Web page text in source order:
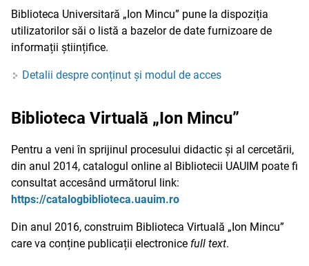
Biblioteca Universitară „Ion Mincu” pune la dispoziția
utilizatorilor săi o listă a bazelor de date furnizoare de
informații științifice.
Detalii despre conținut și modul de acces
Biblioteca Virtuală „Ion Mincu”
Pentru a veni în sprijinul procesului didactic și al cercetării,
din anul 2014, catalogul online al Bibliotecii UAUIM poate fi
consultat accesând următorul link:
https://catalogbiblioteca.uauim.ro
Din anul 2016, construim Biblioteca Virtuală „Ion Mincu”
care va conține publicații electronice full text.